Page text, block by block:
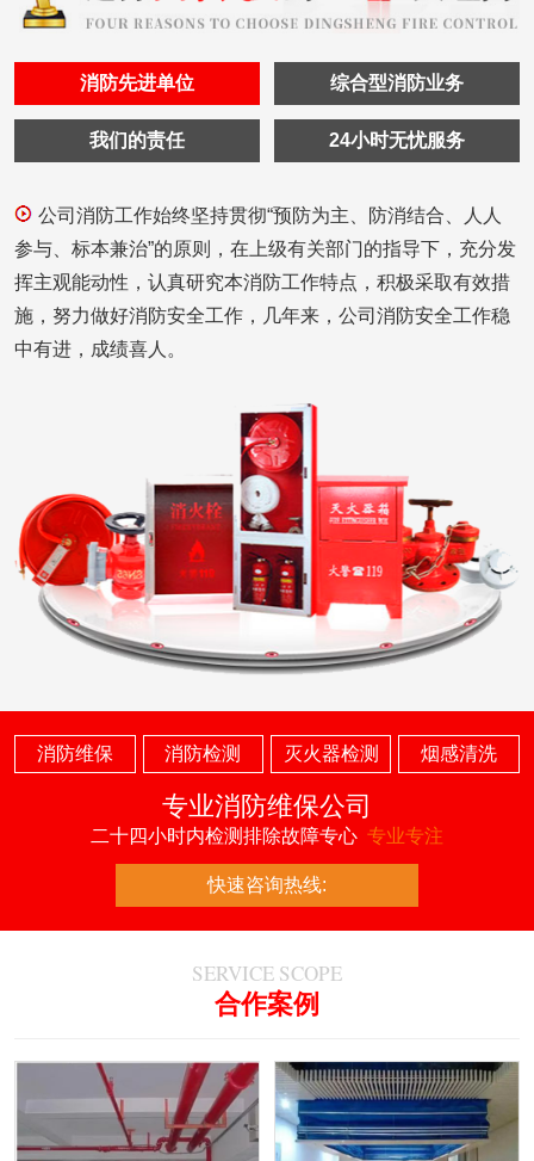
消防先进单位 综合型消防业务
我们的责任 24小时无忧服务
公司消防工作始终坚持贯彻“预防为主、防消结合、人人
参与、标本兼治”的原则，在上级有关部门的指导下，充分发
挥主观能动性，认真研究本消防工作特点，积极采取有效措
施，努力做好消防安全工作，几年来，公司消防安全工作稳
中有进，成绩喜人。
消防维保 消防检测 灭火器检测 烟感清洗
专业消防维保公司
二十四小时内检测排除故障专心 专业专注
快速咨询热线:
SERVICE SCOPE
合作案例